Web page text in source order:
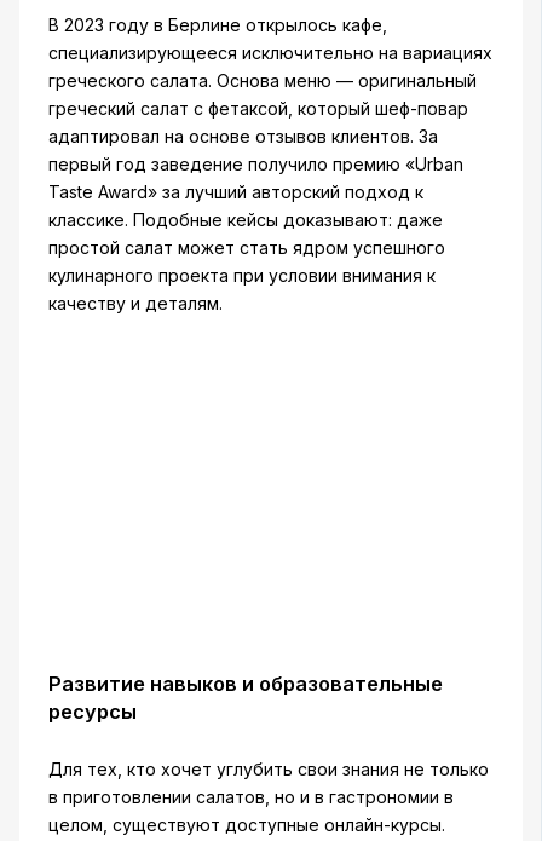
В 2023 году в Берлине открылось кафе,
специализирующееся исключительно на вариациях
греческого салата. Основа меню — оригинальный
греческий салат с фетаксой, который шеф-повар
адаптировал на основе отзывов клиентов. За
первый год заведение получило премию «Urban
Taste Award» за лучший авторский подход к
классике. Подобные кейсы доказывают: даже
простой салат может стать ядром успешного
кулинарного проекта при условии внимания к
качеству и деталям.
Развитие навыков и образовательные
ресурсы
Для тех, кто хочет углубить свои знания не только
в приготовлении салатов, но и в гастрономии в
целом, существуют доступные онлайн-курсы.